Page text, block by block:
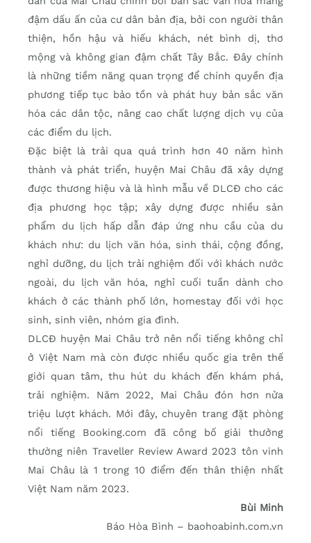
đậm dấu ấn của cư dân bản địa, bởi con người thân
thiện, hồn hậu và hiếu khách, nét bình dị, thơ
mộng và không gian đậm chất Tây Bắc. Đây chính
là những tiềm năng quan trọng để chính quyền địa
phương tiếp tục bảo tồn và phát huy bản sắc văn
hóa các dân tộc, nâng cao chất lượng dịch vụ của
các điểm du lịch.
Đặc biệt là trải qua quá trình hơn 40 năm hình
thành và phát triển, huyện Mai Châu đã xây dựng
được thương hiệu và là hình mẫu về DLCĐ cho các
địa phương học tập; xây dựng được nhiều sản
phẩm du lịch hấp dẫn đáp ứng nhu cầu của du
khách như: du lịch văn hóa, sinh thái, cộng đồng,
nghỉ dưỡng, du lịch trải nghiệm đối với khách nước
ngoài, du lịch văn hóa, nghỉ cuối tuần dành cho
khách ở các thành phố lớn, homestay đối với học
sinh, sinh viên, nhóm gia đình.
DLCĐ huyện Mai Châu trở nên nổi tiếng không chỉ
ở Việt Nam mà còn được nhiều quốc gia trên thế
giới quan tâm, thu hút du khách đến khám phá,
trải nghiệm. Năm 2022, Mai Châu đón hơn nửa
triệu lượt khách. Mới đây, chuyên trang đặt phòng
nổi tiếng Booking.com đã công bố giải thưởng
thường niên Traveller Review Award 2023 tôn vinh
Mai Châu là 1 trong 10 điểm đến thân thiện nhất
Việt Nam năm 2023.
Bùi Minh
Báo Hòa Bình – baohoabinh.com.vn